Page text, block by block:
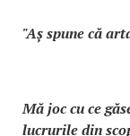
"Aș spune că
Mă joc cu ce
lucrurile din